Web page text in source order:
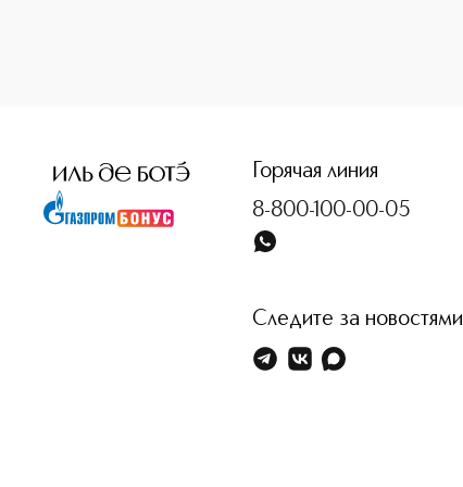
Горячая линия
8-800-100-00-05
Следите за новостями